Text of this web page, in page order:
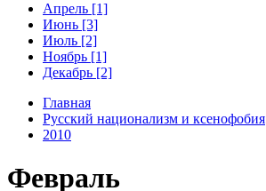
Апрель [1]
Июнь [3]
Июль [2]
Ноябрь [1]
Декабрь [2]
Главная
Русский национализм и ксенофобия
2010
Февраль